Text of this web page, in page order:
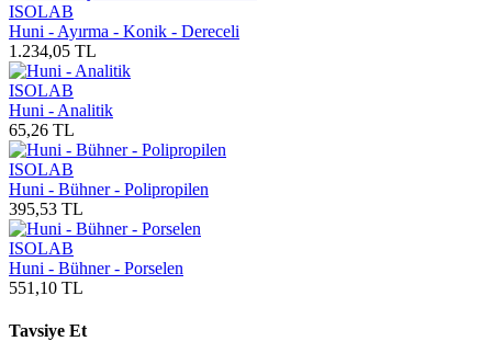
ISOLAB
Huni - Ayırma - Konik - Dereceli
1.234,05 TL
ISOLAB
Huni - Analitik
65,26 TL
ISOLAB
Huni - Bühner - Polipropilen
395,53 TL
ISOLAB
Huni - Bühner - Porselen
551,10 TL
Tavsiye Et